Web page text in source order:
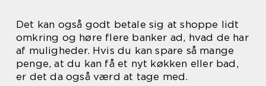
Det kan også godt betale sig at shoppe lidt
omkring og høre flere banker ad, hvad de har
af muligheder. Hvis du kan spare så mange
penge, at du kan få et nyt køkken eller bad,
er det da også værd at tage med.